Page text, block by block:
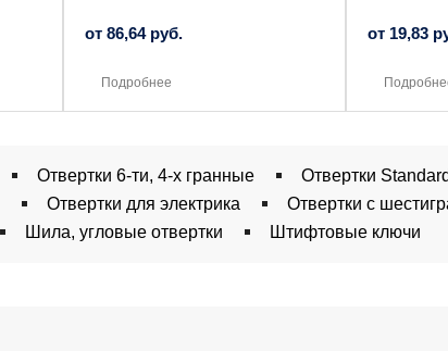
от 86,64 руб.
Подробнее
от 19,83
Отвертки 6-ти, 4-х гранные Отвертки Standard
Отвертки для электрика Отвертки с
Шила, угловые отвертки Штифтовые ключи